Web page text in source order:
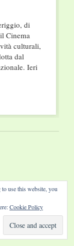
di
Cinema
culturali,
dal
Ieri
use this website, you
Cookie Policy